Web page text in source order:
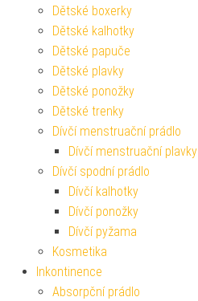
Dětské boxerky
Dětské kalhotky
Dětské papuče
Dětské plavky
Dětské ponožky
Dětské trenky
Dívčí menstruační prádlo
Dívčí menstruační plavky
Dívčí spodní prádlo
Dívčí kalhotky
Dívčí ponožky
Dívčí pyžama
Kosmetika
Inkontinence
Absorpční prádlo